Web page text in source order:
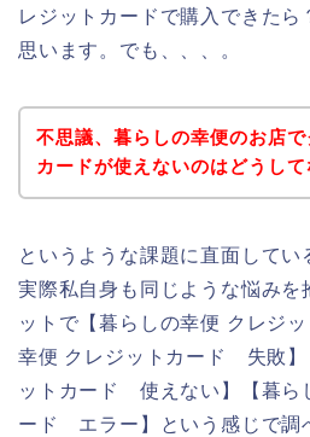
レジットカードで購入できたら
思います。でも、、、。
不思議、暮らしの幸便のお店で
カードが使えないのはどうして
というような課題に直面してい
実際私自身も同じような悩みを
ットで【暮らしの幸便 クレジ
幸便 クレジットカード 失敗】
ットカード 使えない】【暮ら
ード エラー】という感じで調